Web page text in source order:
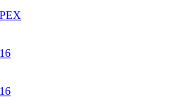
PEX
16
16